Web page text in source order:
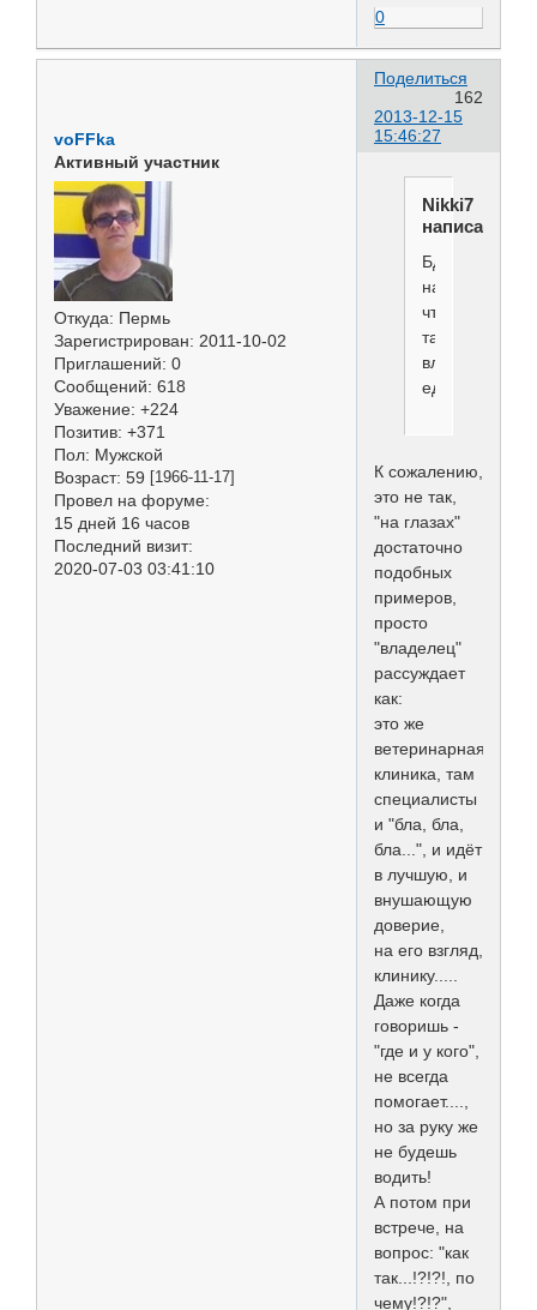
0
Поделиться
162
2013-12-15
15:46:27
voFFka
Активный участник
Откуда: Пермь
Зарегистрирован: 2011-10-02
Приглашений: 0
Сообщений: 618
Уважение: +224
Позитив: +371
Пол: Мужской
Возраст: 59 [1966-11-17]
Провел на форуме:
15 дней 16 часов
Последний визит:
2020-07-03 03:41:10
Nikki7
написал(а):
Бдем
надеяться,
что
таких
владельцев
единицы..
К сожалению,
это не так,
"на глазах"
достаточно
подобных
примеров,
просто
"владелец"
рассуждает
как:
это же
ветеринарная
клиника, там
специалисты
и "бла, бла,
бла...", и идёт
в лучшую, и
внушающую
доверие,
на его взгляд,
клинику.....
Даже когда
говоришь -
"где и у кого",
не всегда
помогает....,
но за руку же
не будешь
водить!
А потом при
встрече, на
вопрос: "как
так...!?!?!, по
чему!?!?",